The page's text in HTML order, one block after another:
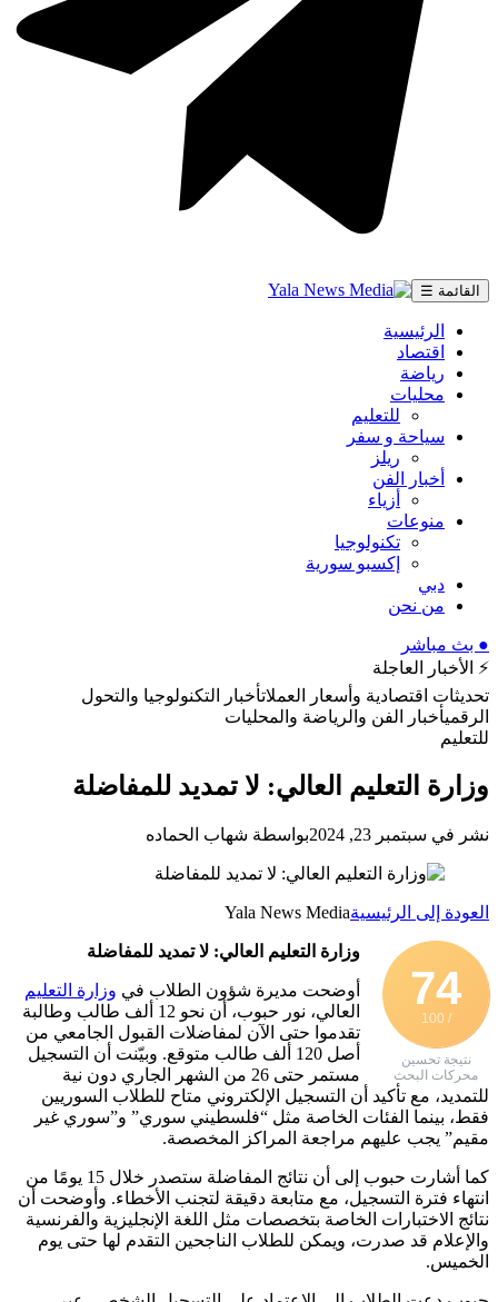
القائمة ☰
الرئيسية
اقتصاد
رياضة
محليات
للتعليم
سياحة و سفر
ريلز
أخبار الفن
أزياء
منوعات
تكنولوجيا
إكسبو سورية
دبي
من نحن
● بث مباشر
⚡ الأخبار العاجلة
تحديثات اقتصادية وأسعار العملاتأخبار التكنولوجيا والتحول
الرقميأخبار الفن والرياضة والمحليات
للتعليم
وزارة التعليم العالي: لا تمديد للمفاضلة
نشر في سبتمبر 23, 2024 بواسطة شهاب الحماده
العودة إلى الرئيسيةYala News Media
74
/ 100
نتيجة تحسين
محركات البحث
وزارة التعليم العالي: لا تمديد للمفاضلة
أوضحت مديرة شؤون الطلاب في وزارة التعليم
العالي، نور حبوب، أن نحو 12 ألف طالب وطالبة
تقدموا حتى الآن لمفاضلات القبول الجامعي من
أصل 120 ألف طالب متوقع. وبيّنت أن التسجيل
مستمر حتى 26 من الشهر الجاري دون نية
للتمديد، مع تأكيد أن التسجيل الإلكتروني متاح للطلاب السوريين
فقط، بينما الفئات الخاصة مثل “فلسطيني سوري” و”سوري غير
مقيم” يجب عليهم مراجعة المراكز المخصصة.
كما أشارت حبوب إلى أن نتائج المفاضلة ستصدر خلال 15 يومًا من
انتهاء فترة التسجيل، مع متابعة دقيقة لتجنب الأخطاء. وأوضحت أن
نتائج الاختبارات الخاصة بتخصصات مثل اللغة الإنجليزية والفرنسية
والإعلام قد صدرت، ويمكن للطلاب الناجحين التقدم لها حتى يوم
الخميس.